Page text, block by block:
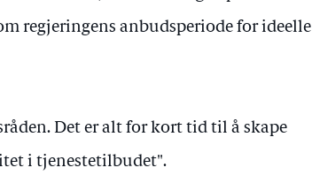
regjeringens anbudsperiode for ideelle
Det er alt for kort tid til å skape
i tjenestetilbudet".